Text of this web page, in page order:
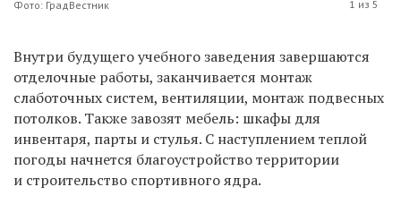
Фото: ГрадВестник 1 из 5
Внутри будущего учебного заведения завершаются
отделочные работы, заканчивается монтаж
слаботочных систем, вентиляции, монтаж подвесных
потолков. Также завозят мебель: шкафы для
инвентаря, парты и стулья. С наступлением теплой
погоды начнется благоустройство территории
и строительство спортивного ядра.